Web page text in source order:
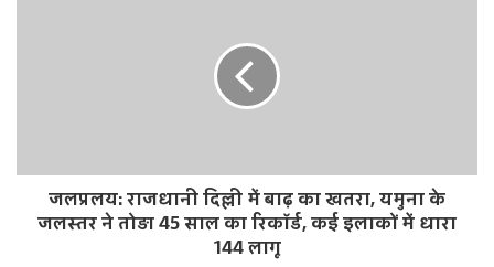
जलप्रलय: राजधानी दिल्ली में बाढ़ का खतरा, यमुना के
जलस्तर ने तोड़ा 45 साल का रिकॉर्ड, कई इलाकों में धारा
144 लागू